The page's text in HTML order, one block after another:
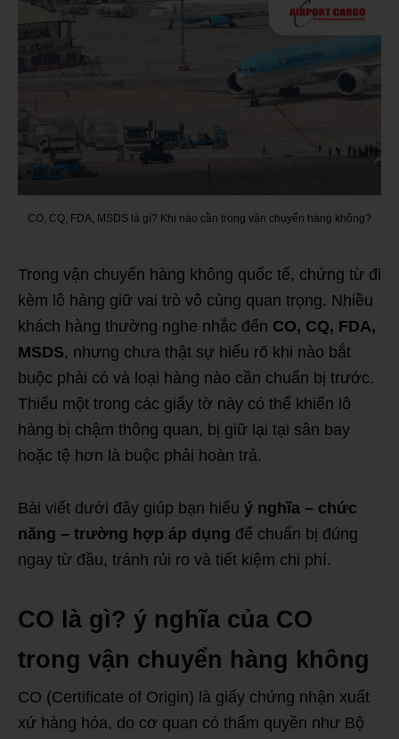
CO, CQ, FDA, MSDS là gì? Khi nào cần trong vận chuyển hàng không?
Trong vận chuyển hàng không quốc tế, chứng từ đi
kèm lô hàng giữ vai trò vô cùng quan trọng. Nhiều
khách hàng thường nghe nhắc đến CO, CQ, FDA,
MSDS, nhưng chưa thật sự hiểu rõ khi nào bắt
buộc phải có và loại hàng nào cần chuẩn bị trước.
Thiếu một trong các giấy tờ này có thể khiến lô
hàng bị chậm thông quan, bị giữ lại tại sân bay
hoặc tệ hơn là buộc phải hoàn trả.
Bài viết dưới đây giúp bạn hiểu ý nghĩa – chức
năng – trường hợp áp dụng để chuẩn bị đúng
ngay từ đầu, tránh rủi ro và tiết kiệm chi phí.
CO là gì? ý nghĩa của CO
trong vận chuyển hàng không
CO (Certificate of Origin) là giấy chứng nhận xuất
xứ hàng hóa, do cơ quan có thẩm quyền như Bộ